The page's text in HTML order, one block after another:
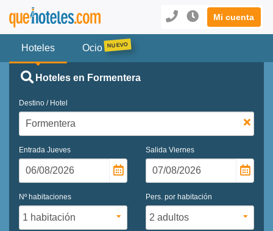
Mi cuenta
Hoteles Ocio
Hoteles en Formentera
Destino / Hotel
Entrada Jueves Salida Viernes
Nº habitaciones Pers. por habitación